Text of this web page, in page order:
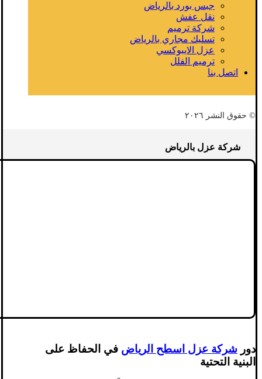
جبس بورد بالرياض
نقل عفش
شركة ترميم
تسليك مجاري بالرياض
عزل الايبوكسي
ترميم الفلل
اتصل بنا
© حقوق النشر ٢٠٢٦
شركة عزل بالرياض
دور شركة عزل اسطح الرياض في الحفاظ على
البنية التحتية